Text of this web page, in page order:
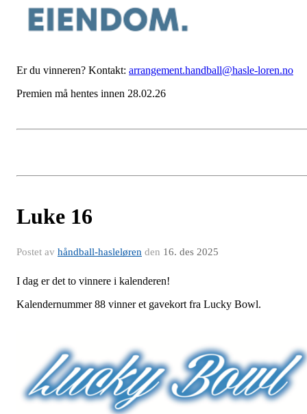
Er du vinneren? Kontakt: arrangement.handball@hasle-loren.no
Premien må hentes innen 28.02.26
Luke 16
Postet av håndball-hasleløren den 16. des 2025
I dag er det to vinnere i kalenderen!
Kalendernummer 88 vinner et gavekort fra Lucky Bowl.